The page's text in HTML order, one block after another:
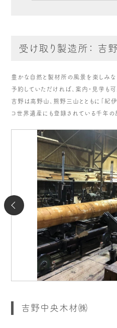
受け取り製造所： 吉
豊かな自然と製材所の風景を楽しみな
予約していただければ、案内・見学も可
吉野は高野山、熊野三山とともに「紀
コ世界遺産にも登録されている千年の
吉野中央木材㈱